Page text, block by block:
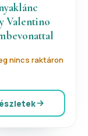
Valentino
nincs raktáron